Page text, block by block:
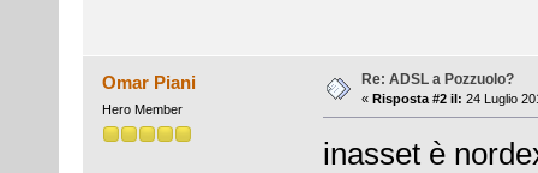
Omar Piani
Hero Member
Re: ADSL a Pozzuolo?
« Risposta #2 il: 24 Luglio
inasset è